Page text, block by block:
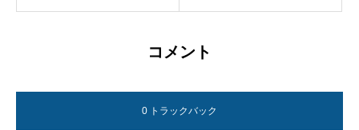
コメント
0 トラックバック